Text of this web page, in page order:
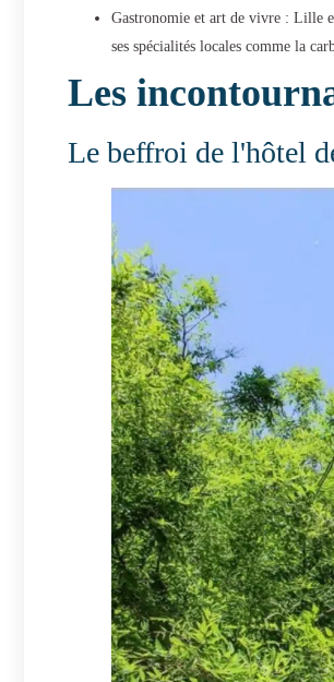
Gastronomie et art de vivre : Lille
ses spécialités locales comme la
Les
Le beffroi de l'hôtel